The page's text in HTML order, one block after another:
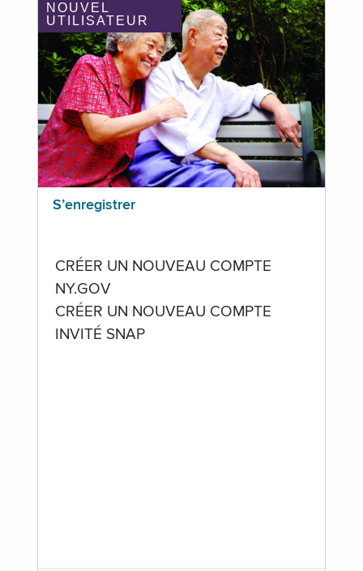
NOUVEL
UTILISATEUR
S’enregistrer
CRÉER UN NOUVEAU COMPTE
NY.GOV
CRÉER UN NOUVEAU COMPTE
INVITÉ SNAP